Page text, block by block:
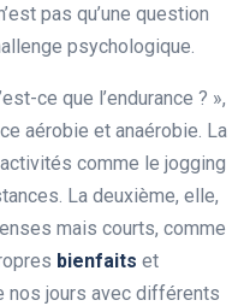
pas qu’une question
psychologique.
ce que l’endurance ? »,
aérobie et anaérobie. La
comme le jogging
La deuxième, elle,
mais courts, comme
bienfaits et
nos jours avec différents